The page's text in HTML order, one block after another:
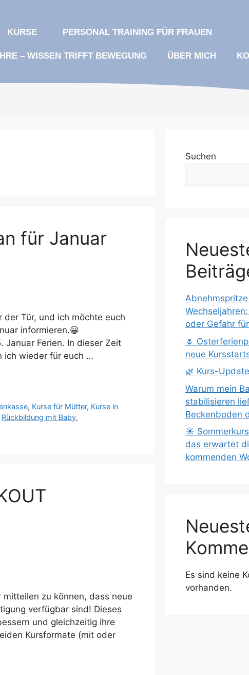
KURSE PERSONAL TRAINING FÜR FRAUEN
– WISSEN TRIFFT BEWEGUNG​ ÜBER MICH
für Januar
Tür, und ich möchte euch
informieren.😀
Januar Ferien. In dieser Zeit
ich wieder für euch …
, Kurse für Mütter, Kurse in
Rückbildung mit Baby,
zu können, dass neue
verfügbar sind! Dieses
und gleichzeitig ihre
Kursformate (mit oder
Suchen
oder Gefahr
🌷
neue
🌿 Kurs-
Warum mein
stabilisieren
Beckenboden
☀️
das erwartet
kommenden
Es sind keine
vorhanden.